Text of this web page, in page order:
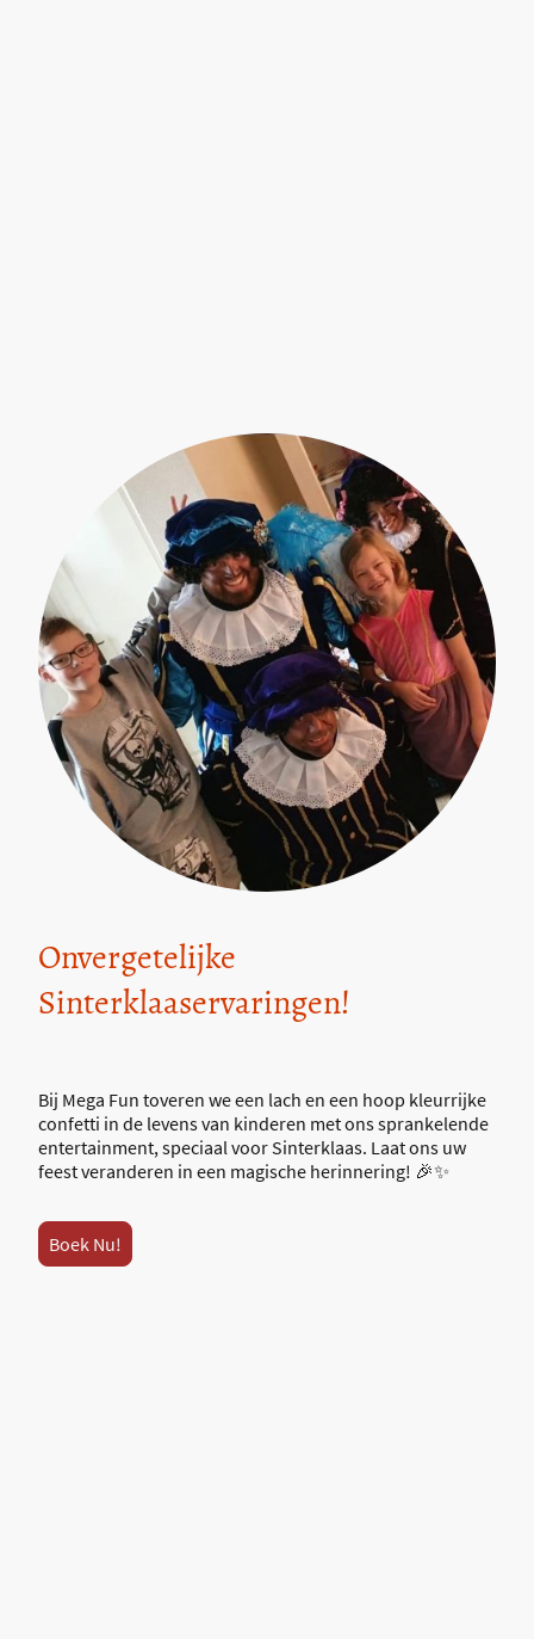
Onvergetelijke
Sinterklaaservaringen!
Bij Mega Fun toveren we een lach en een hoop kleurrijke
confetti in de levens van kinderen met ons sprankelende
entertainment, speciaal voor Sinterklaas. Laat ons uw
feest veranderen in een magische herinnering! 🎉✨
Boek Nu!